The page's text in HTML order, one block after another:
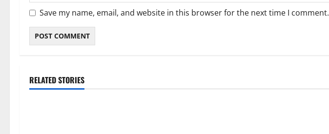
Save my name, email, and website in this browser for the next time I comment.
RELATED STORIES
Blog